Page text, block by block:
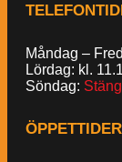
Måndag –
Lördag: kl.
Söndag: